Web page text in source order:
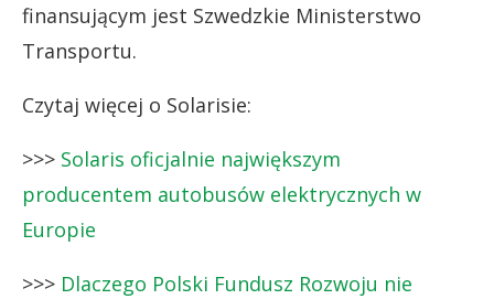
finansującym jest Szwedzkie Ministerstwo
Transportu.
Czytaj więcej o Solarisie:
>>> Solaris oficjalnie największym
producentem autobusów elektrycznych w
Europie
>>> Dlaczego Polski Fundusz Rozwoju nie